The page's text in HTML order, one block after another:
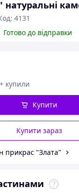
натуральні
4131
Готово до відправки
купили
Купити зараз
Купити
прикрас "Злата"